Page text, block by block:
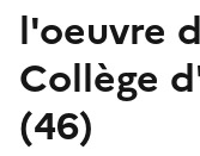
l'oeuvre
Collège
(46)